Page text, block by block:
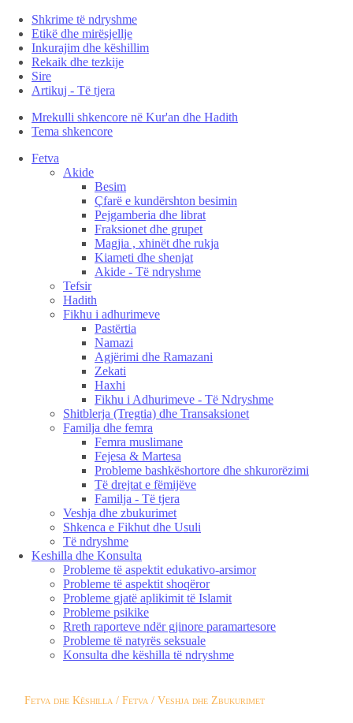
Shkrime të ndryshme
Etikë dhe mirësjellje
Inkurajim dhe këshillim
Rekaik dhe tezkije
Sire
Artikuj - Të tjera
Mrekulli shkencore në Kur'an dhe Hadith
Tema shkencore
Fetva
Akide
Besim
Çfarë e kundërshton besimin
Pejgamberia dhe librat
Fraksionet dhe grupet
Magjia , xhinët dhe rukja
Kiameti dhe shenjat
Akide - Të ndryshme
Tefsir
Hadith
Fikhu i adhurimeve
Pastërtia
Namazi
Agjërimi dhe Ramazani
Zekati
Haxhi
Fikhu i Adhurimeve - Të Ndryshme
Shitblerja (Tregtia) dhe Transaksionet
Familja dhe femra
Femra muslimane
Fejesa & Martesa
Probleme bashkëshortore dhe shkurorëzimi
Të drejtat e fëmijëve
Familja - Të tjera
Veshja dhe zbukurimet
Shkenca e Fikhut dhe Usuli
Të ndryshme
Keshilla dhe Konsulta
Probleme të aspektit edukativo-arsimor
Probleme të aspektit shoqëror
Probleme gjatë aplikimit të Islamit
Probleme psikike
Rreth raporteve ndër gjinore paramartesore
Probleme të natyrës seksuale
Konsulta dhe këshilla të ndryshme
Fetva dhe Këshilla / Fetva / Veshja dhe Zbukurimet